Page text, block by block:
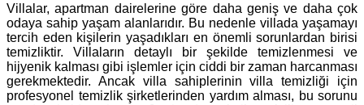
Villalar, apartman dairelerine göre daha geniş ve daha çok
odaya sahip yaşam alanlarıdır. Bu nedenle villada yaşamayı
tercih eden kişilerin yaşadıkları en önemli sorunlardan birisi
temizliktir. Villaların detaylı bir şekilde temizlenmesi ve
hijyenik kalması gibi işlemler için ciddi bir zaman harcanması
gerekmektedir. Ancak villa sahiplerinin villa temizliği için
profesyonel temizlik şirketlerinden yardım alması, bu sorunu